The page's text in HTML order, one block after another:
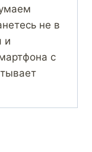
не в
и
с